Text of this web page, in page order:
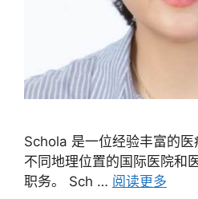
Schola 是一位经验丰富的
不同地理位置的国际医院和
职务。 Sch … 阅读更多